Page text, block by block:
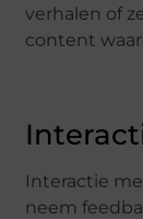
verhalen of
content
Interactie
neem